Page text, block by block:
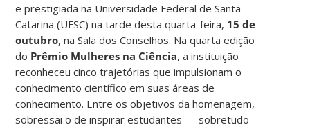
e prestigiada na Universidade Federal de Santa
Catarina (UFSC) na tarde desta quarta-feira, 15 de
outubro, na Sala dos Conselhos. Na quarta edição
do Prêmio Mulheres na Ciência, a instituição
reconheceu cinco trajetórias que impulsionam o
conhecimento científico em suas áreas de
conhecimento. Entre os objetivos da homenagem,
sobressai o de inspirar estudantes — sobretudo